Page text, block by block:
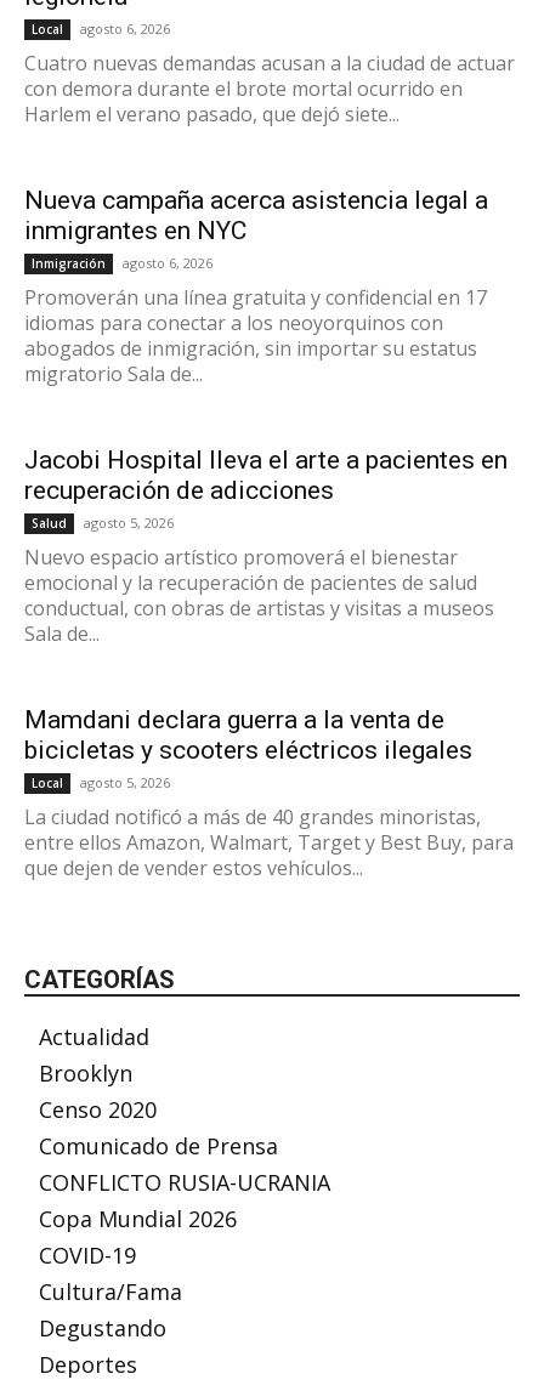
Local agosto 6, 2026
Cuatro nuevas demandas acusan a la ciudad de actuar
con demora durante el brote mortal ocurrido en
Harlem el verano pasado, que dejó siete...
Nueva campaña acerca asistencia legal a
inmigrantes en NYC
Inmigración agosto 6, 2026
Promoverán una línea gratuita y confidencial en 17
idiomas para conectar a los neoyorquinos con
abogados de inmigración, sin importar su estatus
migratorio Sala de...
Jacobi Hospital lleva el arte a pacientes en
recuperación de adicciones
Salud agosto 5, 2026
Nuevo espacio artístico promoverá el bienestar
emocional y la recuperación de pacientes de salud
conductual, con obras de artistas y visitas a museos
Sala de...
Mamdani declara guerra a la venta de
bicicletas y scooters eléctricos ilegales
Local agosto 5, 2026
La ciudad notificó a más de 40 grandes minoristas,
entre ellos Amazon, Walmart, Target y Best Buy, para
que dejen de vender estos vehículos...
CATEGORÍAS
Actualidad
Brooklyn
Censo 2020
Comunicado de Prensa
CONFLICTO RUSIA-UCRANIA
Copa Mundial 2026
COVID-19
Cultura/Fama
Degustando
Deportes